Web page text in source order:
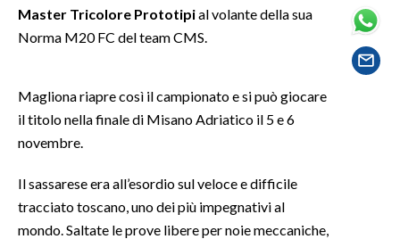
GOSSIP
SARDEGNA TURISMO
SARDI NEL MONDO
NOTIZIE
EVENTI
Master Tricolore Prototipial volante della sua
Norma M20 FC del team CMS.
Magliona riapre così il campionato e si può giocare
il titolo nella finale di Misano Adriatico il 5 e 6
novembre.
Il sassarese era all’esordio sul veloce e difficile
tracciato toscano, uno dei più impegnativi al
mondo. Saltate le prove libere per noie meccaniche,